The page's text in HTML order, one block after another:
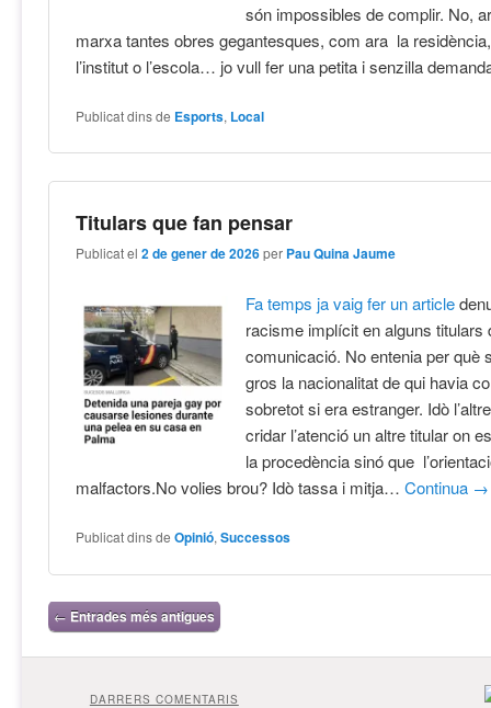
són impossibles de complir. No,
marxa tantes obres gegantesques, com ara la
l’institut o l’escola… jo vull fer una petita i senzilla
Publicat dins de Esports, Local
Titulars que fan pensar
Publicat el2 de gener de 2026 per Pau Quina Jaume
Fa temps ja vaig fer un article
racisme implícit en alguns titulars
comunicació. No entenia per què
gros la nacionalitat de qui havia
sobretot si era estranger. Idò
cridar l’atenció un altre titular on
la procedència sinó que
malfactors.No volies brou? Idò tassa i mitja…Continua →
Publicat dins de Opinió,Successos
Navegació per les entrades
← Entrades més antigues
DARRERS COMENTARIS